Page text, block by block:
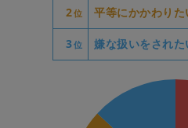
2位 平等にかかわりた
3位 嫌な扱いをされた